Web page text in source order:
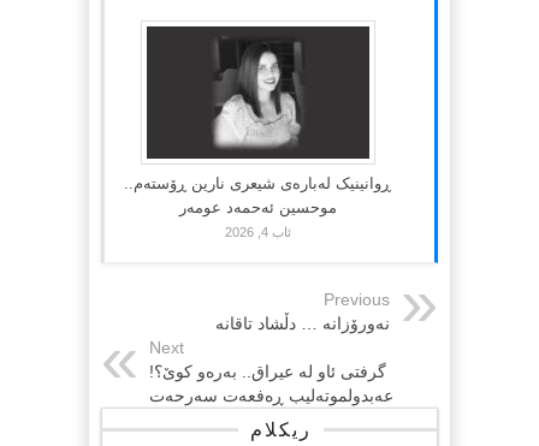
ڕوانینیک لەبارەى شیعرى نارین ڕۆستەم..
موحسین ئەحمەد عومەر
ئاب 4, 2026
Previous
نەورۆزانە … دڵشاد تاقانە
Next
گرفتی ئاو له‌ عیراق.. به‌ره‌و كوێ‌؟!
عەبدولموتەلیب ڕەفعەت سەرحەت
ریکلام